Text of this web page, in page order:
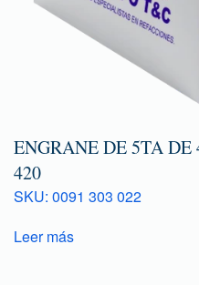
ENGRANE DE 5TA DE
420
SKU: 0091 303 022
Leer más